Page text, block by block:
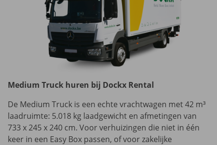
Medium Truck huren bij Dockx Rental
De Medium Truck is een echte vrachtwagen met 42 m³
laadruimte: 5.018 kg laadgewicht en afmetingen van
733 x 245 x 240 cm. Voor verhuizingen die niet in één
keer in een Easy Box passen, of voor zakelijke